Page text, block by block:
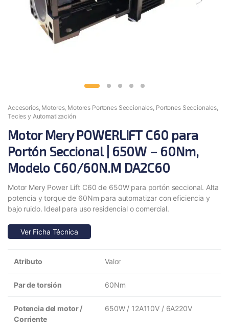
Accesorios, Motores, Motores Portones Seccionales, Portones Seccionales,
Tecles y Automatización
Motor Mery POWERLIFT C60 para
Portón Seccional | 650W – 60Nm,
Modelo C60/60N.M DA2C60
Motor Mery Power Lift C60 de 650W para portón seccional. Alta
potencia y torque de 60Nm para automatizar con eficiencia y
bajo ruido. Ideal para uso residencial o comercial.
Ver Ficha Técnica
Atributo Valor
Par de torsión 60Nm
Potencia del motor /
Corriente
650W / 12A110V / 6A220V